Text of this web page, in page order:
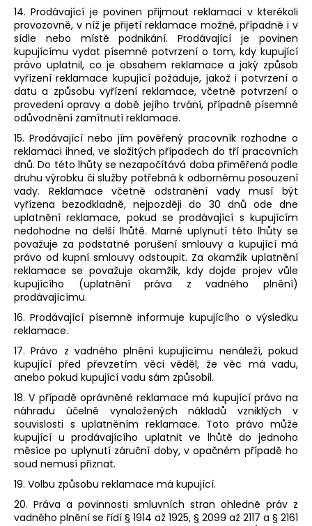
14. Prodávající je povinen přijmout reklamaci v kterékoli
provozovně, v níž je přijetí reklamace možné, případně i v
sídle nebo místě podnikání. Prodávající je povinen
kupujícímu vydat písemné potvrzení o tom, kdy kupující
právo uplatnil, co je obsahem reklamace a jaký způsob
vyřízení reklamace kupující požaduje, jakož i potvrzení o
datu a způsobu vyřízení reklamace, včetně potvrzení o
provedení opravy a době jejího trvání, případně písemné
odůvodnění zamítnutí reklamace.
15. Prodávající nebo jím pověřený pracovník rozhodne o
reklamaci ihned, ve složitých případech do tří pracovních
dnů. Do této lhůty se nezapočítává doba přiměřená podle
druhu výrobku či služby potřebná k odbornému posouzení
vady. Reklamace včetně odstranění vady musí být
vyřízena bezodkladně, nejpozději do 30 dnů ode dne
uplatnění reklamace, pokud se prodávající s kupujícím
nedohodne na delší lhůtě. Marné uplynutí této lhůty se
považuje za podstatné porušení smlouvy a kupující má
právo od kupní smlouvy odstoupit. Za okamžik uplatnění
reklamace se považuje okamžik, kdy dojde projev vůle
kupujícího (uplatnění práva z vadného plnění)
prodávajícímu.
16. Prodávající písemně informuje kupujícího o výsledku
reklamace.
17. Právo z vadného plnění kupujícímu nenáleží, pokud
kupující před převzetím věci věděl, že věc má vadu,
anebo pokud kupující vadu sám způsobil.
18. V případě oprávněné reklamace má kupující právo na
náhradu účelně vynaložených nákladů vzniklých v
souvislosti s uplatněním reklamace. Toto právo může
kupující u prodávajícího uplatnit ve lhůtě do jednoho
měsíce po uplynutí záruční doby, v opačném případě ho
soud nemusí přiznat.
19. Volbu způsobu reklamace má kupující.
20. Práva a povinnosti smluvních stran ohledně práv z
vadného plnění se řídí § 1914 až 1925, § 2099 až 2117 a § 2161